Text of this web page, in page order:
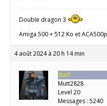
Double dragon 3
Amiga 500 + 512 Ko et
4 août 2024 à 20 h 14 min
Staff
Mutt2828
Level 20
Messages : 5240